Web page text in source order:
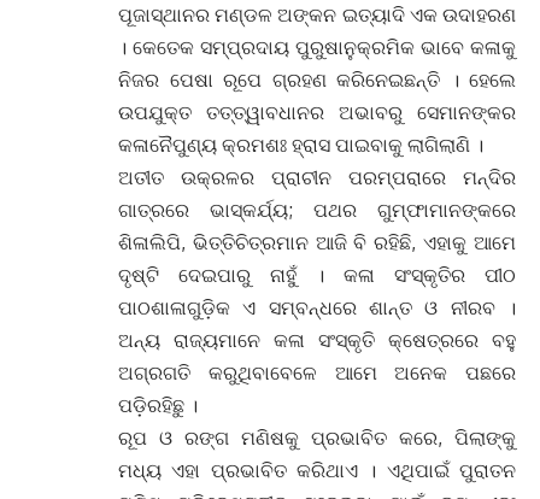
ପୂଜାସ୍ଥାନର ମଣ୍ଡଳ ଅଙ୍କନ ଇତ୍ୟାଦି ଏକ ଉଦାହରଣ
। କେତେକ ସମ୍ପ୍ରଦାୟ ପୁରୁଷାନୁକ୍ରମିକ ଭାବେ କଳାକୁ
ନିଜର ପେଷା ରୂପେ ଗ୍ରହଣ କରିନେଇଛନ୍ତି । ହେଲେ
ଉପଯୁକ୍ତ ତତ୍ତ୍ୱାବଧାନର ଅଭାବରୁ ସେମାନଙ୍କର
କଳାନୈପୁଣ୍ୟ କ୍ରମଶଃ ହ୍ରାସ ପାଇବାକୁ ଲାଗିଲାଣି ।
ଅତୀତ ଉକ୍ରଳର ପ୍ରାଚୀନ ପରମ୍ପରାରେ ମନ୍ଦିର
ଗାତ୍ରରେ ଭାସ୍କର୍ଯ୍ୟ; ପଥର ଗୁମ୍ଫାମାନଙ୍କରେ
ଶିଳାଲିପି, ଭିତ୍ତିଚିତ୍ରମାନ ଆଜି ବି ରହିଛି, ଏହାକୁ ଆମେ
ଦୃଷ୍ଟି ଦେଇପାରୁ ନାହୁଁ । କଳା ସଂସ୍କୃତିର ପୀଠ
ପାଠଶାଳାଗୁଡ଼ିକ ଏ ସମ୍ବନ୍ଧରେ ଶାନ୍ତ ଓ ନୀରବ ।
ଅନ୍ୟ ରାଜ୍ୟମାନେ କଳା ସଂସ୍କୃତି କ୍ଷେତ୍ରରେ ବହୁ
ଅଗ୍ରଗତି କରୁଥିବାବେଳେ ଆମେ ଅନେକ ପଛରେ
ପଡ଼ିରହିଛୁ ।
ରୂପ ଓ ରଙ୍ଗ ମଣିଷକୁ ପ୍ରଭାବିତ କରେ, ପିଲାଙ୍କୁ
ମଧ୍ୟ ଏହା ପ୍ରଭାବିତ କରିଥାଏ । ଏଥିପାଇଁ ପୁରାତନ